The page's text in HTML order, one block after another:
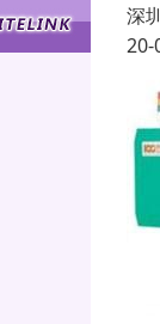
深
20-